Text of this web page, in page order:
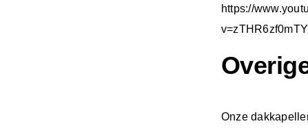
https://
Onze